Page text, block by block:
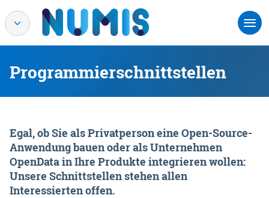
Programmierschnittstellen
Egal, ob Sie als Privatperson eine Open-Source-
Anwendung bauen oder als Unternehmen
OpenData in Ihre Produkte integrieren wollen:
Unsere Schnittstellen stehen allen
Interessierten offen.